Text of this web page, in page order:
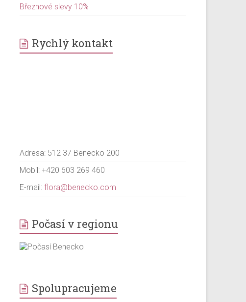
Březnové slevy 10%
Rychlý kontakt
Adresa: 512 37 Benecko 200
Mobil: +420 603 269 460
E-mail:flora@benecko.com
Počasí v regionu
Spolupracujeme